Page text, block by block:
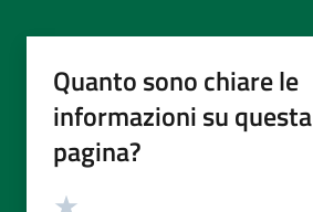
Quanto sono chiare le
informazioni su questa
pagina?
Valutazione